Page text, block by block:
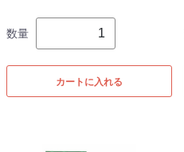
数量
カートに入れる